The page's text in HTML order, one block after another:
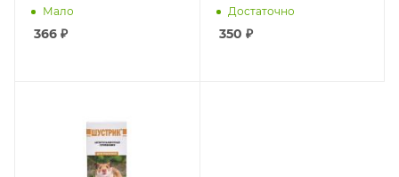
-дезодорирующий
100мл
Мало
366 ₽
100мл
Достаточно
350 ₽